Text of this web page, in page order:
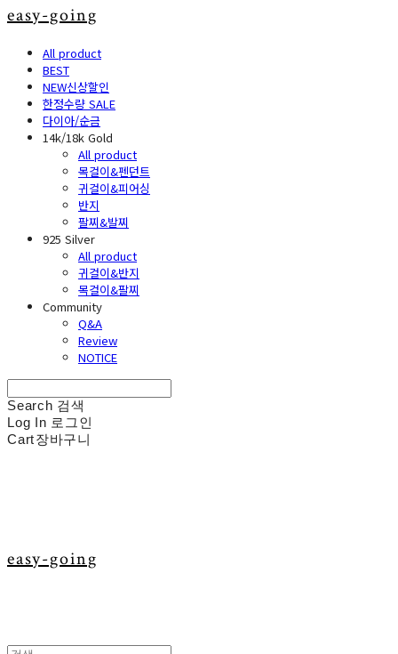
easy-going
All product
BEST
NEW신상할인
한정수량 SALE
다이아/순금
14k/18k Gold
All product
목걸이&펜던트
귀걸이&피어싱
반지
팔찌&발찌
925 Silver
All product
귀걸이&반지
목걸이&팔찌
Community
Q&A
Review
NOTICE
Search 검색
Log In 로그인
Cart장바구니
easy-going